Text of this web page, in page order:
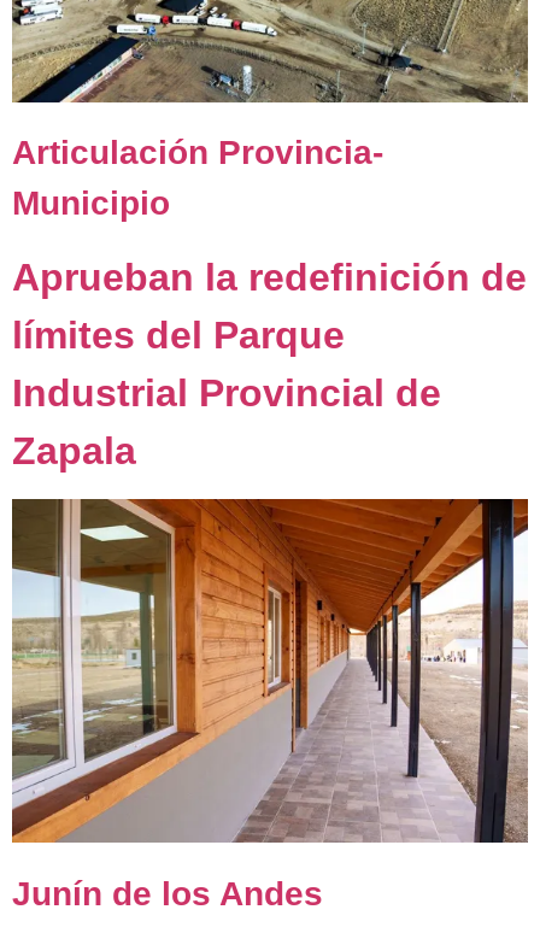
Articulación Provincia-
Municipio
Aprueban la redefinición de
límites del Parque
Industrial Provincial de
Zapala
Junín de los Andes